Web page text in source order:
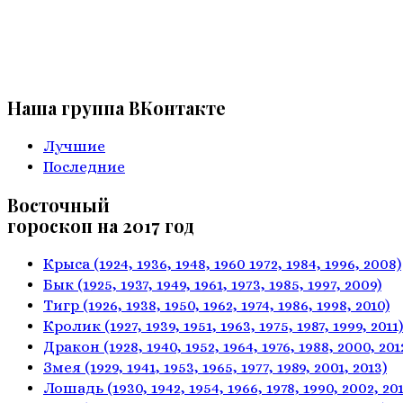
Наша группа ВКонтакте
Лучшие
Последние
Восточный
гороскоп на 2017 год
Крыса (1924, 1936, 1948, 1960 1972, 1984, 1996, 2008)
Бык (1925, 1937, 1949, 1961, 1973, 1985, 1997, 2009)
Тигр (1926, 1938, 1950, 1962, 1974, 1986, 1998, 2010)
Кролик (1927, 1939, 1951, 1963, 1975, 1987, 1999, 2011)
Дракон (1928, 1940, 1952, 1964, 1976, 1988, 2000,
Змея (1929, 1941, 1953, 1965, 1977, 1989, 2001, 2013)
Лошадь (1930, 1942, 1954, 1966, 1978, 1990, 2002,